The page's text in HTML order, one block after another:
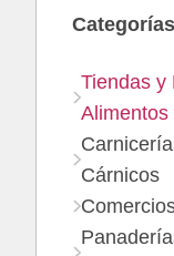
Categorías
Tiendas y
Alimentos
Cárnicos